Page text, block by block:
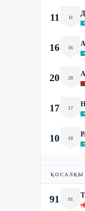
11 11
16 16
20 20
17 17
10 10
ҚОСАЛҚЫ
91 91